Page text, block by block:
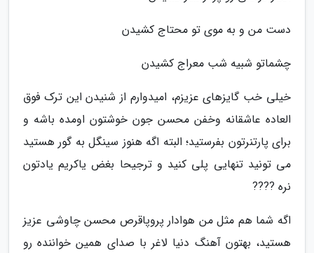
دست من و به موی تو محتاج کشیدن
چشماتو شبیه شب معراج کشیدن
خیلی خب گایزهای عزیزم، امیدوارم از شنیدن این ترک فوق
العاده عاشقانه وخفن محسن جون خوشتون اومده باشه و
برای پارتنرتون بفرستید؛ البته اگه هنوز سینگل به گور هستید
می تونید تنهایی پلی کنید و ترجیحا بغض یاکریم یادتون
نره ????
اگه شما هم مثل من هوادار پروپاقرص محسن چاوشی عزیز
هستید، بهتون آهنگ دنیا لاغر با صدای همین خواننده رو